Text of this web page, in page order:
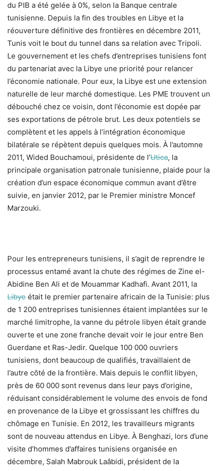
du PIB a été gelée à 0%, selon la Banque centrale
tunisienne. Depuis la fin des troubles en Libye et la
réouverture définitive des frontières en décembre 2011,
Tunis voit le bout du tunnel dans sa relation avec Tripoli.
Le gouvernement et les chefs d’entreprises tunisiens font
du partenariat avec la Libye une priorité pour relancer
l’économie nationale. Pour eux, la Libye est une extension
naturelle de leur marché domestique. Les PME trouvent un
débouché chez ce voisin, dont l’économie est dopée par
ses exportations de pétrole brut. Les deux potentiels se
complètent et les appels à l’intégration économique
bilatérale se répètent depuis quelques mois. À l’automne
2011, Wided Bouchamoui, présidente de l’Utica, la
principale organisation patronale tunisienne, plaide pour la
création d’un espace économique commun avant d’être
suivie, en janvier 2012, par le Premier ministre Moncef
Marzouki.
Pour les entrepreneurs tunisiens, il s’agit de reprendre le
processus entamé avant la chute des régimes de Zine el-
Abidine Ben Ali et de Mouammar Kadhafi. Avant 2011, la
Libye était le premier partenaire africain de la Tunisie: plus
de 1 200 entreprises tunisiennes étaient implantées sur le
marché limitrophe, la vanne du pétrole libyen était grande
ouverte et une zone franche devait voir le jour entre Ben
Guerdane et Ras-Jedir. Quelque 100 000 ouvriers
tunisiens, dont beaucoup de qualifiés, travaillaient de
l’autre côté de la frontière. Mais depuis le conflit libyen,
près de 60 000 sont revenus dans leur pays d’origine,
réduisant considérablement le volume des envois de fond
en provenance de la Libye et grossissant les chiffres du
chômage en Tunisie. En 2012, les travailleurs migrants
sont de nouveau attendus en Libye. À Benghazi, lors d’une
visite d’hommes d’affaires tunisiens organisée en
décembre, Salah Mabrouk Laâbidi, président de la